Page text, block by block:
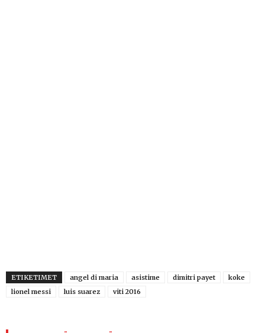
ETIKETIMET angel di maria asistime dimitri payet
koke
lionel messi
luis suarez viti 2016